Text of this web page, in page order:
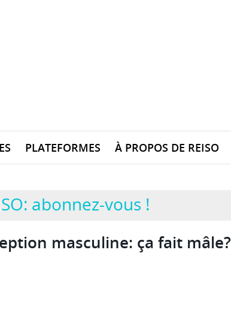
PLATEFORMES À PROPOS DE REISO
abonnez-vous !
masculine: ça fait mâle?